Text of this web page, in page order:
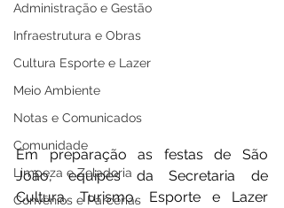
Administração e Gestão
Infraestrutura e Obras
Cultura Esporte e Lazer
Meio Ambiente
Notas e Comunicados
Comunidade
Limpeza e Zeladoria
Convênios e Parcerias
Em preparação as festas de São
João, equipes da Secretaria de
Cultura, Turismo, Esporte e Lazer